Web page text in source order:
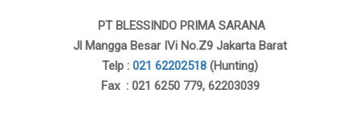
PT BLESSINDO PRIMA SARANA
Jl Mangga Besar IVi No.Z9 Jakarta Barat
Telp : 021 62202518 (Hunting)
Fax : 021 6250 779, 62203039